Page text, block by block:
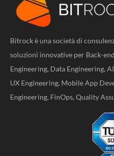
Bitrock è una società di
soluzioni innovative per Back-
Engineering, Data Engineering,
UX Engineering, Mobile App
Engineering, FinOps, Quality